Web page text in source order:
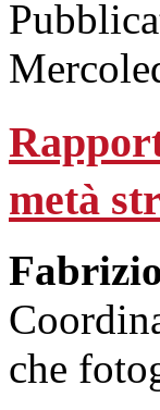
metà
che